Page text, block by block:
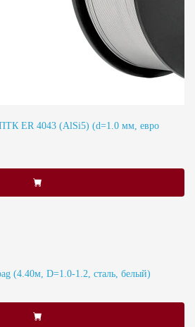
ER 4043 (AlSi5) (d=1.0 мм, евро
(4.40м, D=1.0-1.2, сталь, белый)